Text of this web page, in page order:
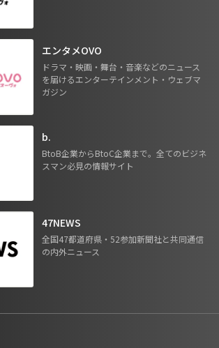
エンタメOVO
ドラマ・映画・舞台・音楽などのニュース
を届けるエンターテインメント・ウェブマ
ガジン
b.
BtoB企業からBtoC企業まで。全てのビジネ
スマン必見の情報サイト
47NEWS
全国47都道府県・52参加新聞社と共同通信
の内外ニュース